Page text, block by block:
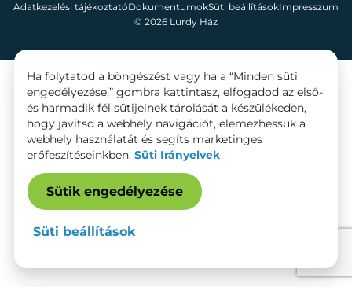
© 2026 Lurdy Ház
Adatkezelési tájékoztatóDokumentumokSüti beállításokImpresszum
Ha folytatod a böngészést vagy ha a “Minden süti
engedélyezése,” gombra kattintasz, elfogadod az első-
és harmadik fél sütijeinek tárolását a készülékeden,
hogy javítsd a webhely navigációt, elemezhessük a
webhely használatát és segíts marketinges
erőfeszítéseinkben. Süti Irányelvek
Sütik engedélyezése
Süti beállítások